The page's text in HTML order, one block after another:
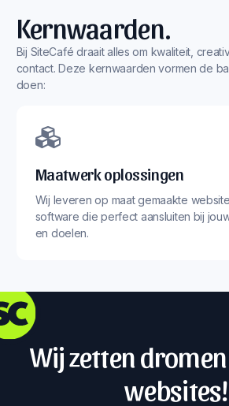
Kernwaarden.
Bij SiteCafé draait alles om kwaliteit,
contact. Deze kernwaarden vormen de
doen:
Maatwerk oplossingen
Wij leveren op maat gemaakte
software die perfect aansluiten bij
en doelen.
Wij zetten
websites!